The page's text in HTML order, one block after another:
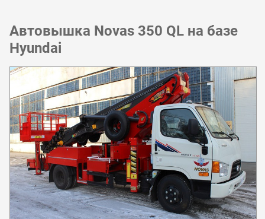
Автовышка Novas 350 QL на базе
Hyundai